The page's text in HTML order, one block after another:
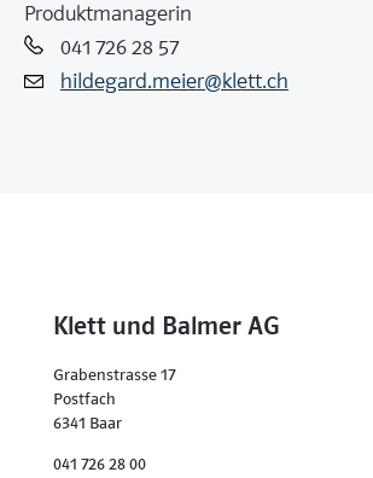
Produktmanagerin
041 726 28 57
hildegard.meier@klett.ch
Klett und Balmer AG
Grabenstrasse 17
Postfach
6341 Baar
041 726 28 00